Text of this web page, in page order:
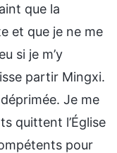
que la
et que je ne me
si je m’y
partir Mingxi.
Je me
quittent l’Église
pour